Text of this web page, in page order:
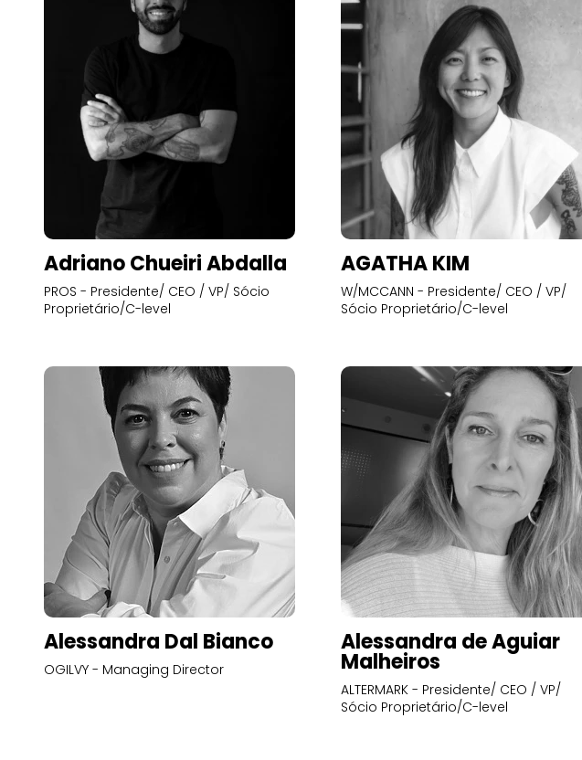
Adriano Chueiri Abdalla
PROS - Presidente/ CEO / VP/ Sócio
Proprietário/C-level
AGATHA KIM
W/MCCANN - Presidente/ CEO / VP/
Sócio Proprietário/C-level
Alessandra Dal Bianco
OGILVY - Managing Director
Alessandra de Aguiar
Malheiros
ALTERMARK - Presidente/ CEO / VP/
Sócio Proprietário/C-level